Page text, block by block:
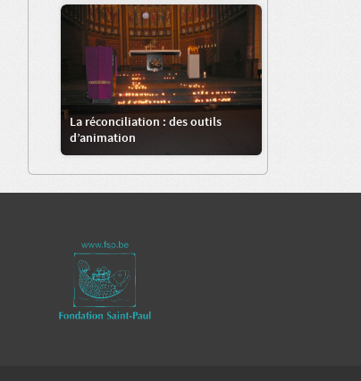
La réconciliation : des outils
d’animation